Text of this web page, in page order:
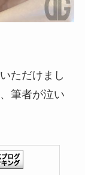
ただけまし
筆者が泣い